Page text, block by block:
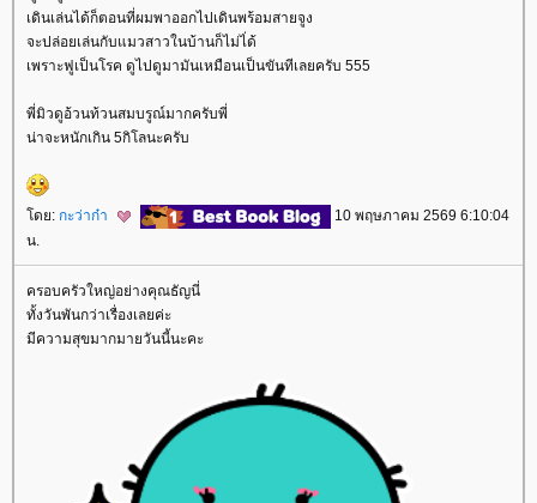
เดินเล่นได้ก็ตอนที่ผมพาออกไปเดินพร้อมสายจูง
จะปล่อยเล่นกับแมวสาวในบ้านก็ไม่ไ่ด้
เพราะฟูเป็นโรค ดูไปดูมามันเหมือนเป็นขันทีเลยครับ 555
พี่มิวดูอ้วนท้วนสมบรูณ์มากครับพี่
น่าจะหนักเกิน 5กิโลนะครับ
ดย: กะว่าก๋า
10 พฤษภาคม 2569 6:10:04
น.
ครอบครัวใหญ่อย่างคุณธัญนี่
ทั้งวันพันกว่าเรื่องเลยค่ะ
มีความสุขมากมายวันนี้นะคะ